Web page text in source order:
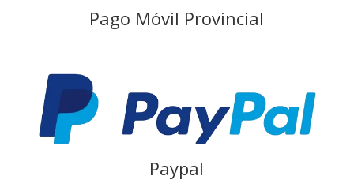
Pago Móvil Provincial
Paypal